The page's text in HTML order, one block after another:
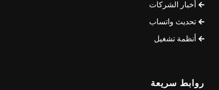
أخبار الشركات
تحديث واتساب
أنظمة تشغيل
روابط سريعة